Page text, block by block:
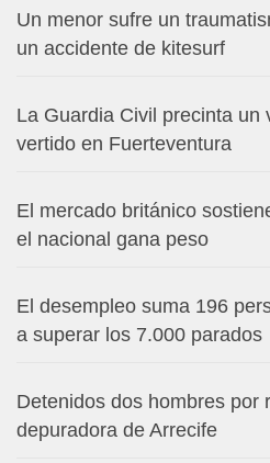
Un menor sufre un
un accidente de kitesurf
La Guardia Civil precinta un
vertido en Fuerteventura
El mercado británico
el nacional gana peso
El desempleo suma 196
a superar los 7.000 parados
Detenidos dos hombres por
depuradora de Arrecife